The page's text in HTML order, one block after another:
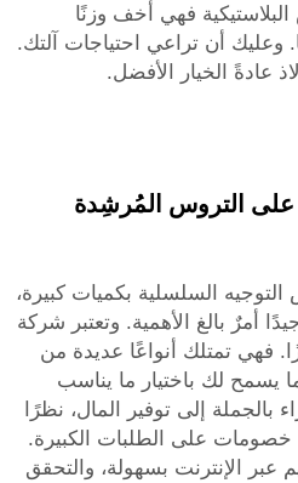
البلاستيكية فهي أخف وزنًا
وعليك أن تراعي احتياجات آلتك.
عادةً الخيار الأفضل.
على التروس المُرشِدة
السلسلية بكميات كبيرة،
أمرٌ بالغ الأهمية. وتعتبر شركة
فهي تمتلك أنواعًا عديدة من
يسمح لك باختيار ما يناسب
بالجملة إلى توفير المال، نظرًا
خصومات على الطلبات الكبيرة.
عبر الإنترنت بسهولة، والتحقق